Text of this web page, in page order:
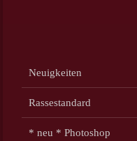
Neuigkeiten
Rassestandard
* neu * Photoshop